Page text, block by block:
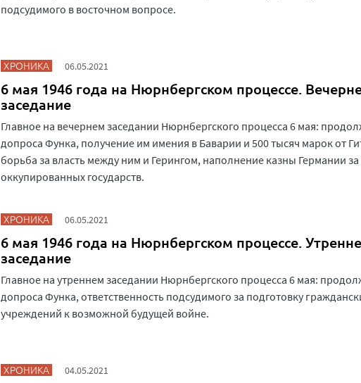
подсудимого в восточном вопросе.
ХРОНИКА 06.05.2021
6 мая 1946 года на Нюрнбергском процессе.
заседание
Главное на вечернем заседании Нюрнбергского процесса 6 мая:
допроса Функа, получение им имения в Баварии и 500 тысяч марок от
борьба за власть между ним и Герингом, наполнение казны Германии за
оккупированных государств.
ХРОНИКА 06.05.2021
6 мая 1946 года на Нюрнбергском процессе.
заседание
Главное на утреннем заседании Нюрнбергского процесса 6 мая:
допроса Функа, ответственность подсудимого за подготовку
учреждений к возможной будущей войне.
ХРОНИКА 04.05.2021